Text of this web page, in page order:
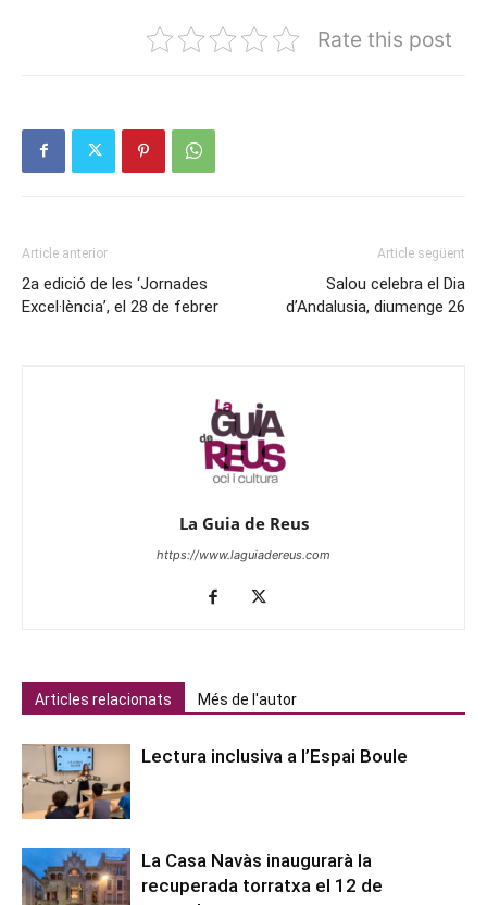
Rate this post
Article anterior
2a edició de les ‘Jornades
Excel·lència’, el 28 de febrer
Article següent
Salou celebra el Dia
d’Andalusia, diumenge 26
La Guia de Reus
https://www.laguiadereus.com
Articles relacionats Més de l'autor
Lectura inclusiva a l’Espai Boule
La Casa Navàs inaugurarà la
recuperada torratxa el 12 de